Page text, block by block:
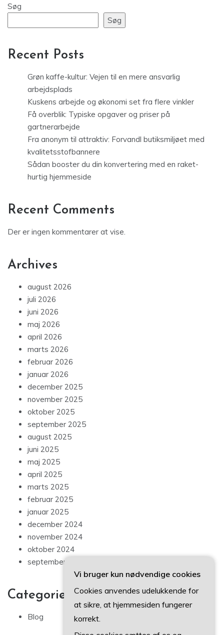
Søg
Søg
Recent Posts
Grøn kaffe-kultur: Vejen til en mere ansvarlig
arbejdsplads
Kuskens arbejde og økonomi set fra flere vinkler
Få overblik: Typiske opgaver og priser på
gartnerarbejde
Fra anonym til attraktiv: Forvandl butiksmiljøet med
kvalitetsstofbannere
Sådan booster du din konvertering med en raket-
hurtig hjemmeside
Recent Comments
Der er ingen kommentarer at vise.
Archives
august 2026
juli 2026
juni 2026
maj 2026
april 2026
marts 2026
februar 2026
januar 2026
december 2025
november 2025
oktober 2025
september 2025
august 2025
juni 2025
maj 2025
april 2025
marts 2025
februar 2025
januar 2025
december 2024
november 2024
oktober 2024
september 2024
Categories
Blog
Vi bruger kun nødvendige cookies
Cookies anvendes udelukkende for
at sikre, at hjemmesiden fungerer
korrekt.